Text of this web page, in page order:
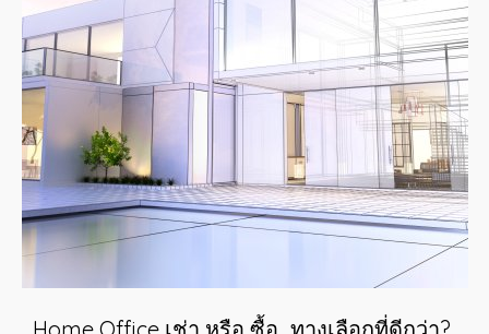
3 เหตุผลดีๆของ Home Office
3 เหตุผลดีๆของ Home Office ที่จะทำให้คุณตัดสินใจได้ง่าย
ขึ้น
ดูเพิ่มเติม